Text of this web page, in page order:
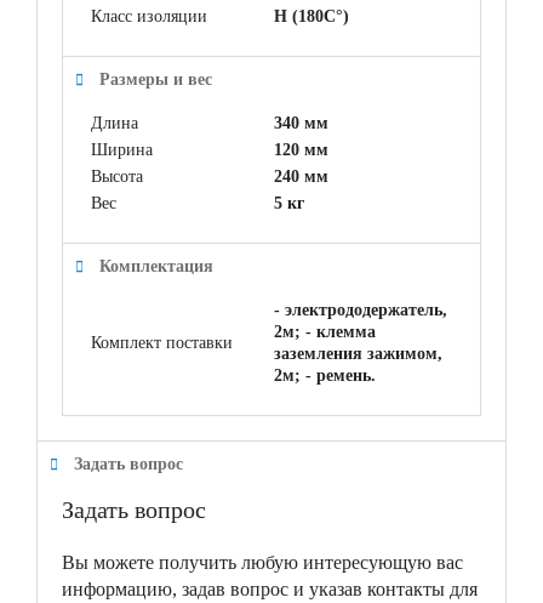
Класс изоляции
H (180C°)
Размеры и вес
Длина
340 мм
Ширина
120 мм
Высота
240 мм
Вес
5 кг
Комплектация
Комплект поставки
- электрододержатель,
2м; - клемма
заземления зажимом,
2м; - ремень.
Задать вопрос
Задать вопрос
Вы можете получить любую интересующую вас
информацию, задав вопрос и указав контакты для